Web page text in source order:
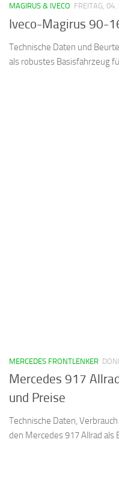
MAGIRUS & IVECO FREITAG,
Iveco-Magirus 90-
Technische Daten und
als robustes Basisfahrzeug
MERCEDES FRONTLENKER
Mercedes 917
und Preise
Technische Daten,
den Mercedes 917 Allrad als